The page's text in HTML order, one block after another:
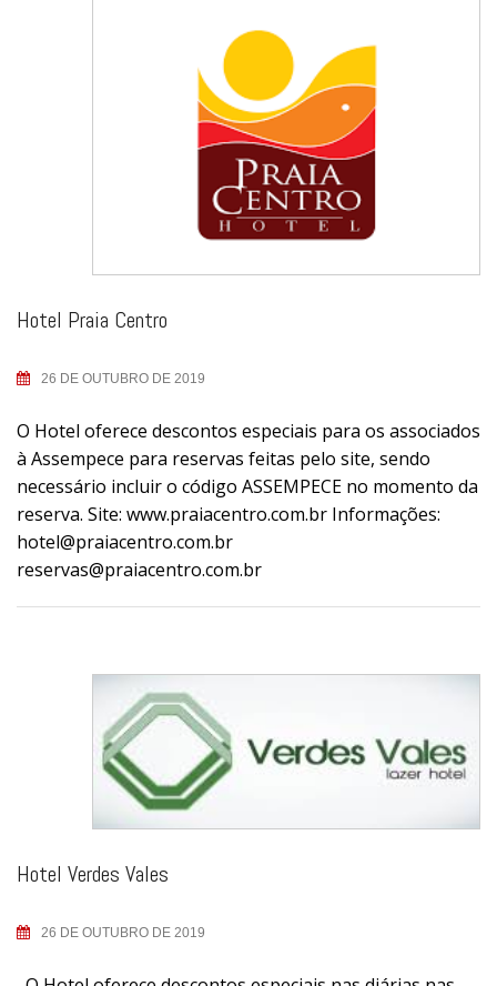
Hotel Praia Centro
26 DE OUTUBRO DE 2019
O Hotel oferece descontos especiais para os associados
à Assempece para reservas feitas pelo site, sendo
necessário incluir o código ASSEMPECE no momento da
reserva. Site: www.praiacentro.com.br Informações:
hotel@praiacentro.com.br
reservas@praiacentro.com.br
Hotel Verdes Vales
26 DE OUTUBRO DE 2019